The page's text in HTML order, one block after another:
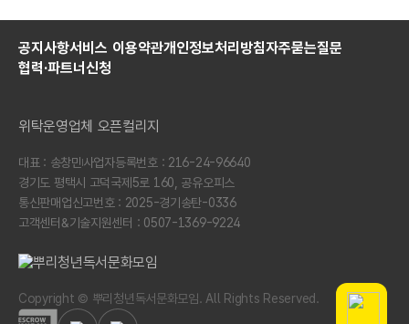
공지사항서비스 이용약관개인정보처리방침자주묻는질문
협력·파트너신청
위탁운영업체 오픈컬리지
대표 : 송창민사업자등록번호 : 216-24-96640
경기도 평택시 고덕국제5로 160, 공유오피스
통신판매업신고번호 : 2025-경기송탄-0336
고객센터&기술지원센터 : 0507-1369-9224
뿌리청년독서문화모임
Copyright © 뿌리청년독서문화모임. All Rights Reserved.